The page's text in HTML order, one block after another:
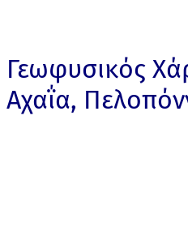
Γεωφυσικός
Αχαΐα,